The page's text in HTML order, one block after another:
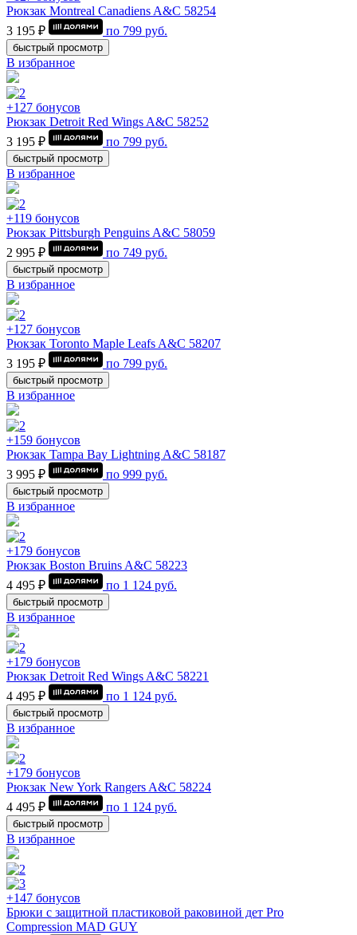
Рюкзак Montrеal Canadiens A&C 58254
3 195 ₽
по 799 руб.
быстрый просмотр
В избранное
+127 бонусов
Рюкзак Detroit Red Wings A&C 58252
3 195 ₽
по 799 руб.
быстрый просмотр
В избранное
+119 бонусов
Рюкзак Pittsburgh Penguins A&C 58059
2 995 ₽
по 749 руб.
быстрый просмотр
В избранное
+127 бонусов
Рюкзак Toronto Maple Leafs A&C 58207
3 195 ₽
по 799 руб.
быстрый просмотр
В избранное
+159 бонусов
Рюкзак Tampa Bay Lightning A&C 58187
3 995 ₽
по 999 руб.
быстрый просмотр
В избранное
+179 бонусов
Рюкзак Boston Bruins A&C 58223
4 495 ₽
по 1 124 руб.
быстрый просмотр
В избранное
+179 бонусов
Рюкзак Detroit Red Wings A&C 58221
4 495 ₽
по 1 124 руб.
быстрый просмотр
В избранное
+179 бонусов
Рюкзак New York Rangers A&C 58224
4 495 ₽
по 1 124 руб.
быстрый просмотр
В избранное
+147 бонусов
Брюки с защитной пластиковой раковиной дет Pro
Compression MAD GUY